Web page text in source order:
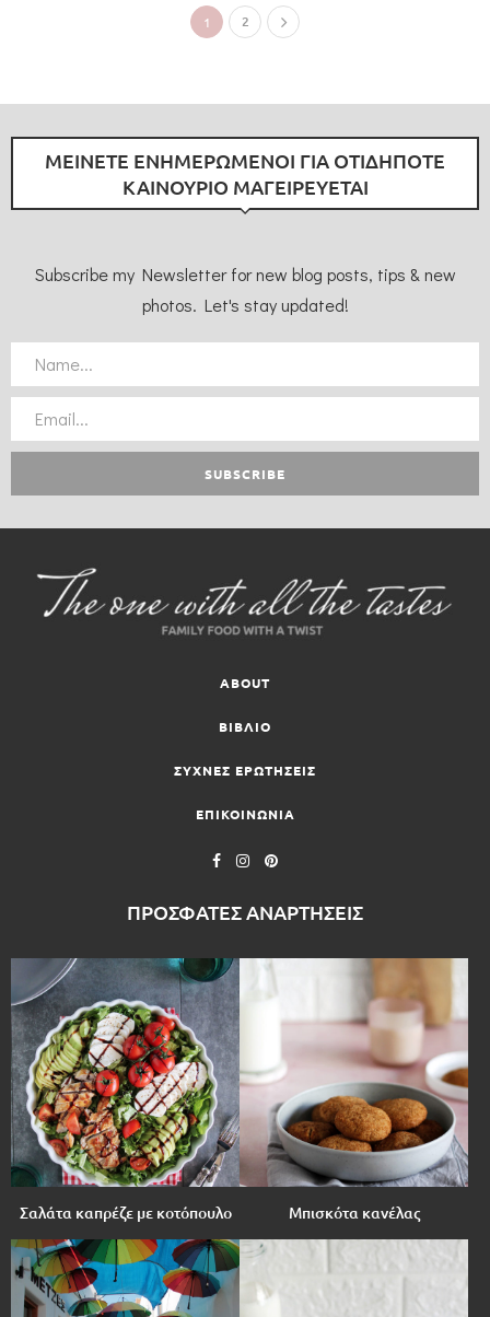
1 2
ΜΕΙΝΕΤΕ ΕΝΗΜΕΡΩΜΕΝΟΙ ΓΙΑ ΟΤΙΔΗΠΟΤΕ
ΚΑΙΝΟΥΡΙΟ ΜΑΓΕΙΡΕΥΕΤΑΙ
Subscribe my Newsletter for new blog posts, tips & new
photos. Let's stay updated!
ABOUT
ΒΙΒΛΙΟ
ΣΥΧΝΕΣ ΕΡΩΤΗΣΕΙΣ
ΕΠΙΚΟΙΝΩΝΙΑ
ΠΡΟΣΦΑΤΕΣ ΑΝΑΡΤΗΣΕΙΣ
Σαλάτα καπρέζε με κοτόπουλο Μπισκότα κανέλας